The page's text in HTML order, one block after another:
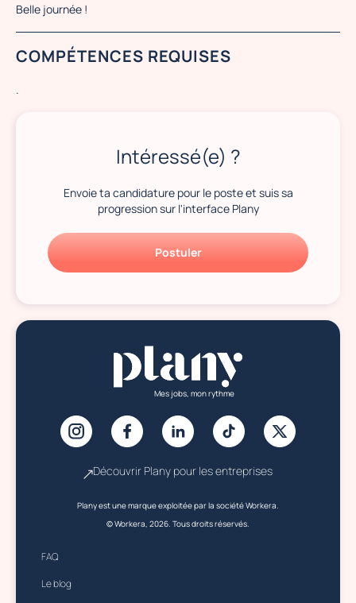
Belle journée !
COMPÉTENCES REQUISES
.
Intéressé(e) ?
Envoie ta candidature pour le poste et suis sa
progression sur l'interface Plany
Postuler
Mes jobs, mon rythme
Découvrir Plany pour les entreprises
Plany est une marque exploitée par la société Workera.
© Workera, 2026. Tous droits réservés.
FAQ
Le blog